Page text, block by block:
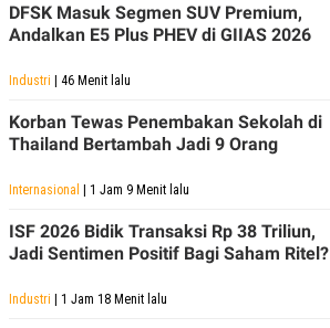
DFSK Masuk Segmen SUV Premium,
Andalkan E5 Plus PHEV di GIIAS 2026
Industri | 46 Menit lalu
Korban Tewas Penembakan Sekolah di
Thailand Bertambah Jadi 9 Orang
Internasional | 1 Jam 9 Menit lalu
ISF 2026 Bidik Transaksi Rp 38 Triliun,
Jadi Sentimen Positif Bagi Saham Ritel?
Industri | 1 Jam 18 Menit lalu